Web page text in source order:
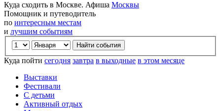
Куда сходить в Москве. Афиша Москвы
Помощник и путеводитель
по интересным местам
и лучшим событиям
Куда пойти сегодня завтра в выходные в этом месяце
Выставки
Фестивали
С детьми
Активный отдых